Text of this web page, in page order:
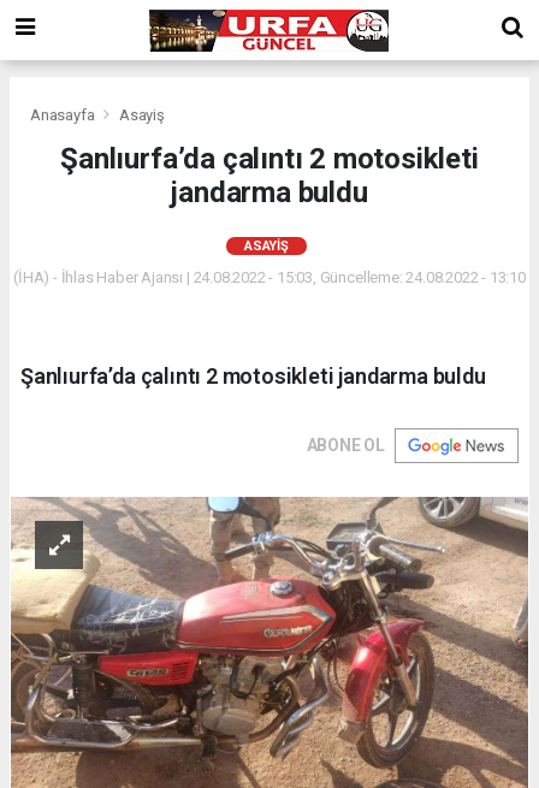
Anasayfa Asayiş
Şanlıurfa’da çalıntı 2 motosikleti
jandarma buldu
ASAYIŞ
(İHA) - İhlas Haber Ajansı | 24.08.2022 - 15:03, Güncelleme: 24.08.2022 - 13:10
Şanlıurfa’da çalıntı 2 motosikleti jandarma buldu
ABONE OL